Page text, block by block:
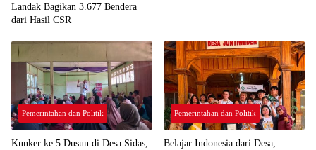
Landak Bagikan 3.677 Bendera
dari Hasil CSR
Pemerintahan dan Politik
Kunker ke 5 Dusun di Desa Sidas,
Pemerintahan dan Politik
Belajar Indonesia dari Desa,